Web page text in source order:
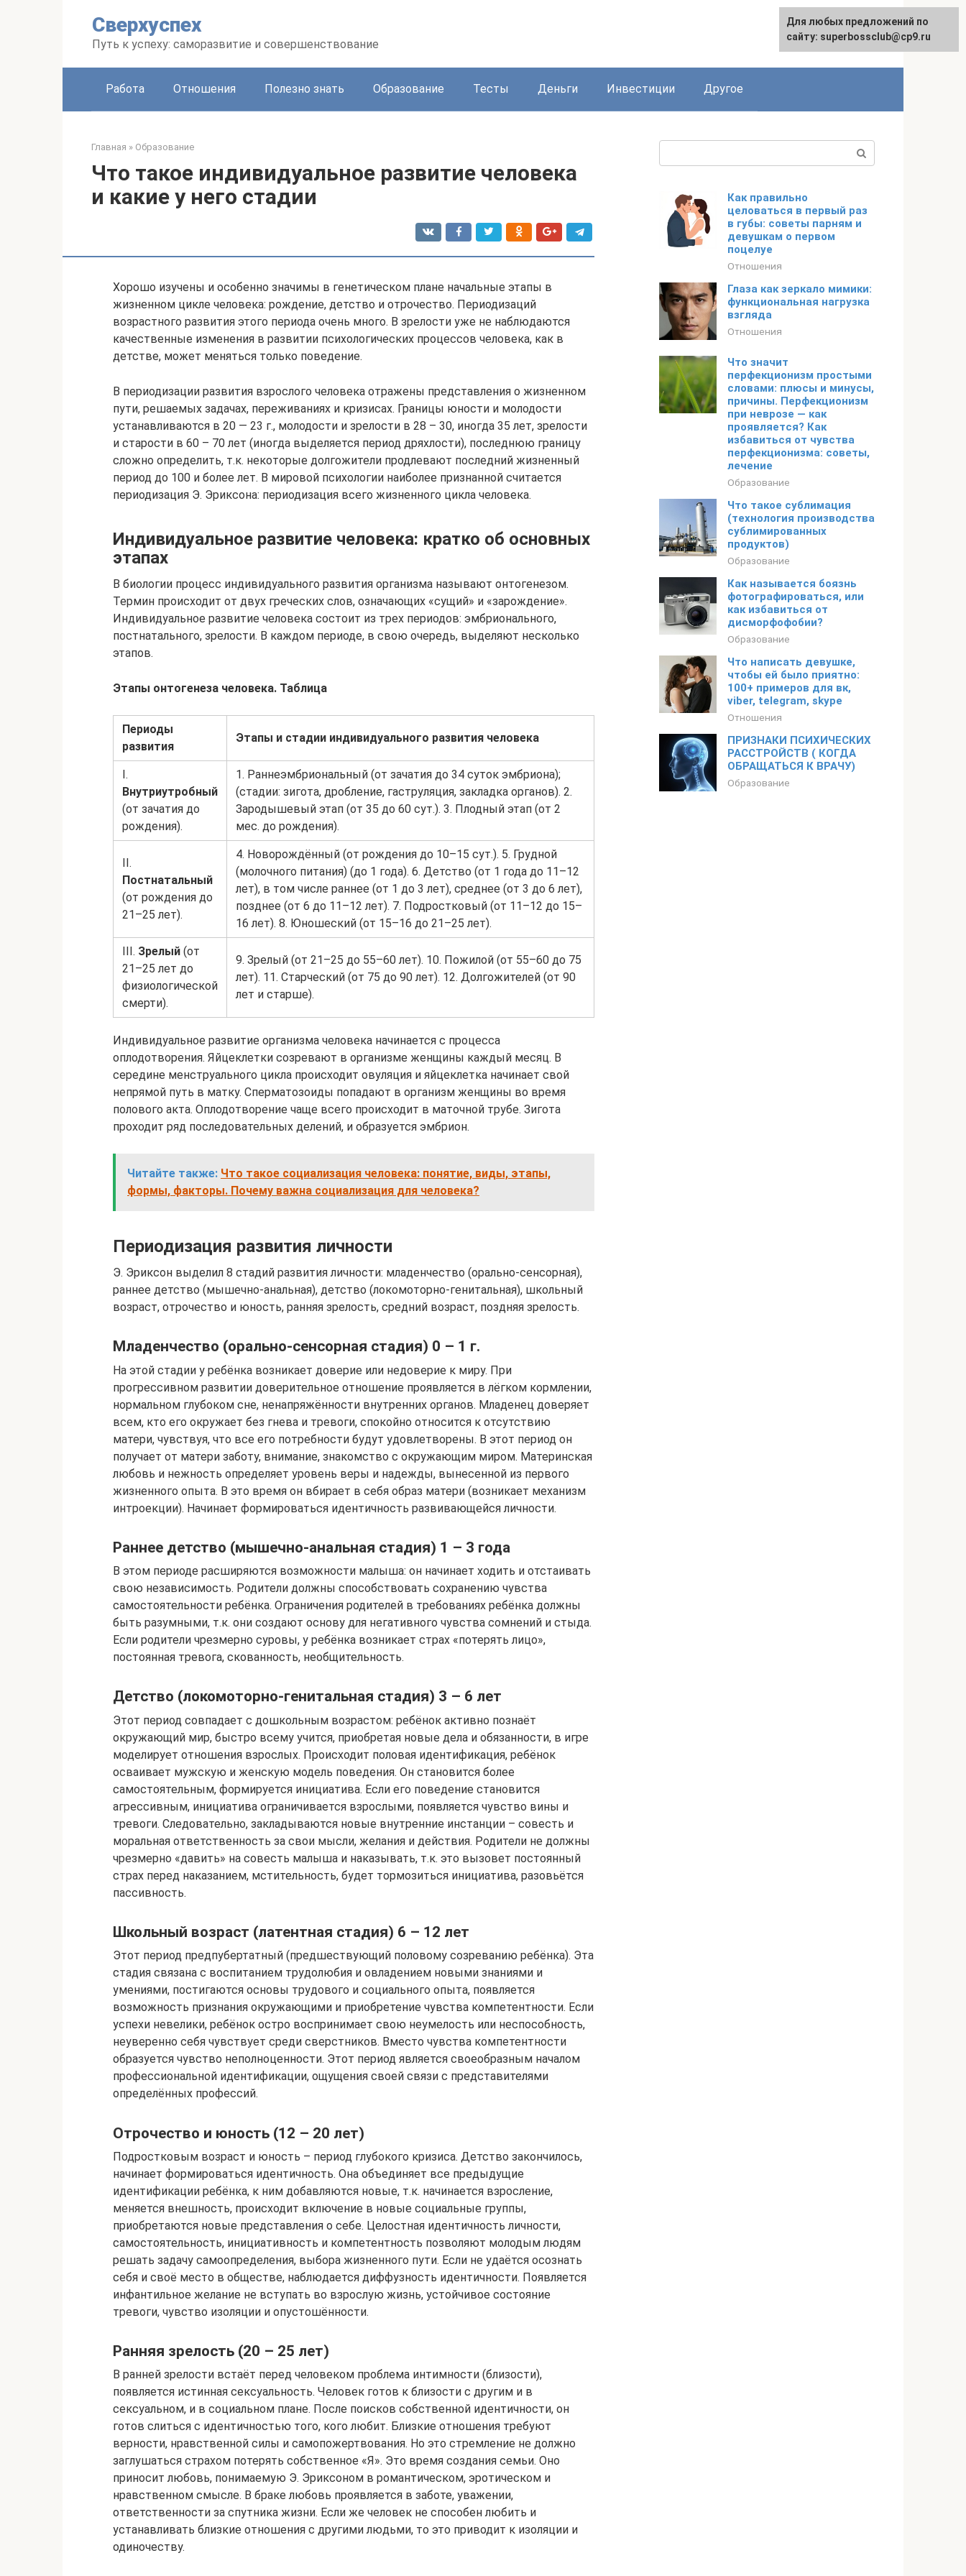
Сверхуспех
Путь к успеху: саморазвитие и совершенствование
Работа Отношения Полезно знать Образование Тесты Деньги Инвестиции Другое
Главная » Образование
Что такое индивидуальное развитие человека
и какие у него стадии
Хорошо изучены и особенно значимы в генетическом плане начальные этапы в
жизненном цикле человека: рождение, детство и отрочество. Периодизаций
возрастного развития этого периода очень много. В зрелости уже не наблюдаются
качественные изменения в развитии психологических процессов человека, как в
детстве, может меняться только поведение.
В периодизации развития взрослого человека отражены представления о жизненном
пути, решаемых задачах, переживаниях и кризисах. Границы юности и молодости
устанавливаются в 20 — 23 г., молодости и зрелости в 28 – 30, иногда 35 лет, зрелости
и старости в 60 – 70 лет (иногда выделяется период дряхлости), последнюю границу
сложно определить, т.к. некоторые долгожители продлевают последний жизненный
период до 100 и более лет. В мировой психологии наиболее признанной считается
периодизация Э. Эриксона: периодизация всего жизненного цикла человека.
Индивидуальное развитие человека: кратко об основных
этапах
В биологии процесс индивидуального развития организма называют онтогенезом.
Термин происходит от двух греческих слов, означающих «сущий» и «зарождение».
Индивидуальное развитие человека состоит из трех периодов: эмбрионального,
постнатального, зрелости. В каждом периоде, в свою очередь, выделяют несколько
этапов.
Этапы онтогенеза человека. Таблица
Периоды
развития
Этапы и стадии индивидуального развития человека
I.
Внутриутробный
(от зачатия до
рождения).
1. Раннеэмбриональный (от зачатия до 34 суток эмбриона);
(стадии: зигота, дробление, гаструляция, закладка органов). 2.
Зародышевый этап (от 35 до 60 сут.). 3. Плодный этап (от 2
мес. до рождения).
II.
Постнатальный
(от рождения до
21–25 лет).
4. Новорождённый (от рождения до 10–15 сут.). 5. Грудной
(молочного питания) (до 1 года). 6. Детство (от 1 года до 11–12
лет), в том числе раннее (от 1 до 3 лет), среднее (от 3 до 6 лет),
позднее (от 6 до 11–12 лет). 7. Подростковый (от 11–12 до 15–
16 лет). 8. Юношеский (от 15–16 до 21–25 лет).
III. Зрелый (от
21–25 лет до
физиологической
смерти).
9. Зрелый (от 21–25 до 55–60 лет). 10. Пожилой (от 55–60 до 75
лет). 11. Старческий (от 75 до 90 лет). 12. Долгожителей (от 90
лет и старше).
Индивидуальное развитие организма человека начинается с процесса
оплодотворения. Яйцеклетки созревают в организме женщины каждый месяц. В
середине менструального цикла происходит овуляция и яйцеклетка начинает свой
непрямой путь в матку. Сперматозоиды попадают в организм женщины во время
полового акта. Оплодотворение чаще всего происходит в маточной трубе. Зигота
проходит ряд последовательных делений, и образуется эмбрион.
Читайте также: Что такое социализация человека: понятие, виды, этапы,
формы, факторы. Почему важна социализация для человека?
Периодизация развития личности
Э. Эриксон выделил 8 стадий развития личности: младенчество (орально-сенсорная),
раннее детство (мышечно-анальная), детство (локомоторно-генитальная), школьный
возраст, отрочество и юность, ранняя зрелость, средний возраст, поздняя зрелость.
Младенчество (орально-сенсорная стадия) 0 – 1 г.
На этой стадии у ребёнка возникает доверие или недоверие к миру. При
прогрессивном развитии доверительное отношение проявляется в лёгком кормлении,
нормальном глубоком сне, ненапряжённости внутренних органов. Младенец доверяет
всем, кто его окружает без гнева и тревоги, спокойно относится к отсутствию
матери, чувствуя, что все его потребности будут удовлетворены. В этот период он
получает от матери заботу, внимание, знакомство с окружающим миром. Материнская
любовь и нежность определяет уровень веры и надежды, вынесенной из первого
жизненного опыта. В это время он вбирает в себя образ матери (возникает механизм
интроекции). Начинает формироваться идентичность развивающейся личности.
Раннее детство (мышечно-анальная стадия) 1 – 3 года
В этом периоде расширяются возможности малыша: он начинает ходить и отстаивать
свою независимость. Родители должны способствовать сохранению чувства
самостоятельности ребёнка. Ограничения родителей в требованиях ребёнка должны
быть разумными, т.к. они создают основу для негативного чувства сомнений и стыда.
Если родители чрезмерно суровы, у ребёнка возникает страх «потерять лицо»,
постоянная тревога, скованность, необщительность.
Детство (локомоторно-генитальная стадия) 3 – 6 лет
Этот период совпадает с дошкольным возрастом: ребёнок активно познаёт
окружающий мир, быстро всему учится, приобретая новые дела и обязанности, в игре
моделирует отношения взрослых. Происходит половая идентификация, ребёнок
осваивает мужскую и женскую модель поведения. Он становится более
самостоятельным, формируется инициатива. Если его поведение становится
агрессивным, инициатива ограничивается взрослыми, появляется чувство вины и
тревоги. Следовательно, закладываются новые внутренние инстанции – совесть и
моральная ответственность за свои мысли, желания и действия. Родители не должны
чрезмерно «давить» на совесть малыша и наказывать, т.к. это вызовет постоянный
страх перед наказанием, мстительность, будет тормозиться инициатива, разовьётся
пассивность.
Школьный возраст (латентная стадия) 6 – 12 лет
Этот период предпубертатный (предшествующий половому созреванию ребёнка). Эта
стадия связана с воспитанием трудолюбия и овладением новыми знаниями и
умениями, постигаются основы трудового и социального опыта, появляется
возможность признания окружающими и приобретение чувства компетентности. Если
успехи невелики, ребёнок остро воспринимает свою неумелость или неспособность,
неуверенно себя чувствует среди сверстников. Вместо чувства компетентности
образуется чувство неполноценности. Этот период является своеобразным началом
профессиональной идентификации, ощущения своей связи с представителями
определённых профессий.
Отрочество и юность (12 – 20 лет)
Подростковым возраст и юность – период глубокого кризиса. Детство закончилось,
начинает формироваться идентичность. Она объединяет все предыдущие
идентификации ребёнка, к ним добавляются новые, т.к. начинается взросление,
меняется внешность, происходит включение в новые социальные группы,
приобретаются новые представления о себе. Целостная идентичность личности,
самостоятельность, инициативность и компетентность позволяют молодым людям
решать задачу самоопределения, выбора жизненного пути. Если не удаётся осознать
себя и своё место в обществе, наблюдается диффузность идентичности. Появляется
инфантильное желание не вступать во взрослую жизнь, устойчивое состояние
тревоги, чувство изоляции и опустошённости.
Ранняя зрелость (20 – 25 лет)
В ранней зрелости встаёт перед человеком проблема интимности (близости),
появляется истинная сексуальность. Человек готов к близости с другим и в
сексуальном, и в социальном плане. После поисков собственной идентичности, он
готов слиться с идентичностью того, кого любит. Близкие отношения требуют
верности, нравственной силы и самопожертвования. Но это стремление не должно
заглушаться страхом потерять собственное «Я». Это время создания семьи. Оно
приносит любовь, понимаемую Э. Эриксоном в романтическом, эротическом и
нравственном смысле. В браке любовь проявляется в заботе, уважении,
ответственности за спутника жизни. Если же человек не способен любить и
устанавливать близкие отношения с другими людьми, то это приводит к изоляции и
одиночеству.
Как правильно
целоваться в первый раз
в губы: советы парням и
девушкам о первом
поцелуе
Отношения
Глаза как зеркало мимики:
функциональная нагрузка
взгляда
Отношения
Что значит
перфекционизм простыми
словами: плюсы и минусы,
причины. Перфекционизм
при неврозе — как
проявляется? Как
избавиться от чувства
перфекционизма: советы,
лечение
Образование
Что такое сублимация
(технология производства
сублимированных
продуктов)
Образование
Как называется боязнь
фотографироваться, или
как избавиться от
дисморфофобии?
Образование
Что написать девушке,
чтобы ей было приятно:
100+ примеров для вк,
viber, telegram, skype
Отношения
ПРИЗНАКИ ПСИХИЧЕСКИХ
РАССТРОЙСТВ ( КОГДА
ОБРАЩАТЬСЯ К ВРАЧУ)
Образование
Для любых предложений по
сайту: superbossclub@cp9.ru